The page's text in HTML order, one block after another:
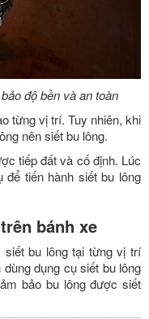
độ bền và an toàn
từng vị trí. Tuy nhiên, khi
nên siết bu lông.
tiếp đất và cố định. Lúc
tiến hành siết bu lông
bánh xe
bu lông tại từng vị trí
dụng cụ siết bu lông
bảo bu lông được siết